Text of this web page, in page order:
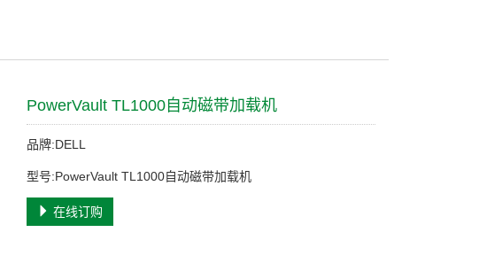
PowerVault TL1000自动磁带加载机
品牌:DELL
型号:PowerVault TL1000自动磁带加载机
在线订购